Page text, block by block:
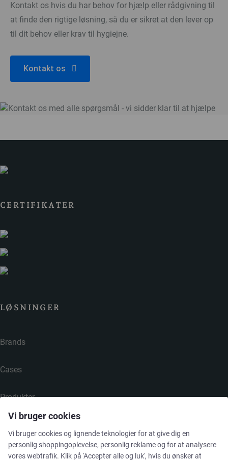
Kontakt os hvis du har behov for hjælp eller rådgivning til
at finde den rigtige løsning, så du er sikret at den lever op
til dit behov eller krav til hygiejne.
Kontakt os
CERTIFIKATER
LØSNINGER
Brands
Cases
Produkter
Vi bruger cookies
Vi bruger cookies og lignende teknologier for at give dig en
personlig shoppingoplevelse, personlig reklame og for at analysere
vores webtrafik. Klik på 'Accepter alle og luk', hvis du ønsker at